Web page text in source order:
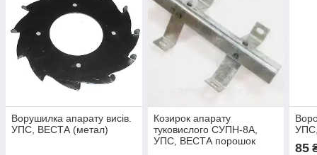
Ворушилка апарату висів.
УПС, ВЕСТА (метал)
Козирок апарату
туковислого СУПН-8А,
УПС, ВЕСТА порошок
85